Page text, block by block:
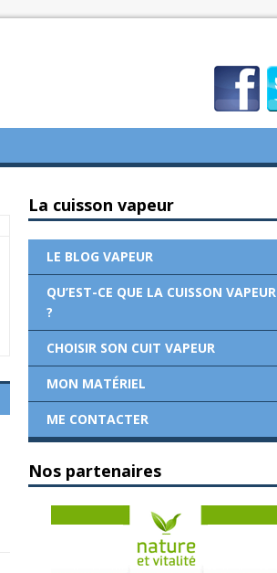
La cuisson vapeur
LE BLOG VAPEUR
QU’EST-CE QUE LA CUISSON VAPEUR
?
CHOISIR SON CUIT VAPEUR
MON MATÉRIEL
ME CONTACTER
Nos partenaires